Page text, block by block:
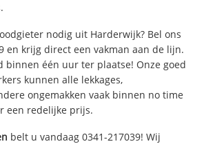
nodig uit Harderwijk? Bel ons
en krijg direct een vakman aan de lijn.
binnen één uur ter plaatse! Onze goed
kunnen alle lekkages,
ongemakken vaak binnen no time
een redelijke prijs.
belt u vandaag 0341-217039! Wij